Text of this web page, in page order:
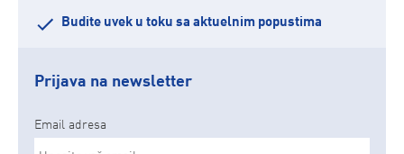
Budite uvek u toku sa aktuelnim popustima
Prijava na newsletter
Email adresa